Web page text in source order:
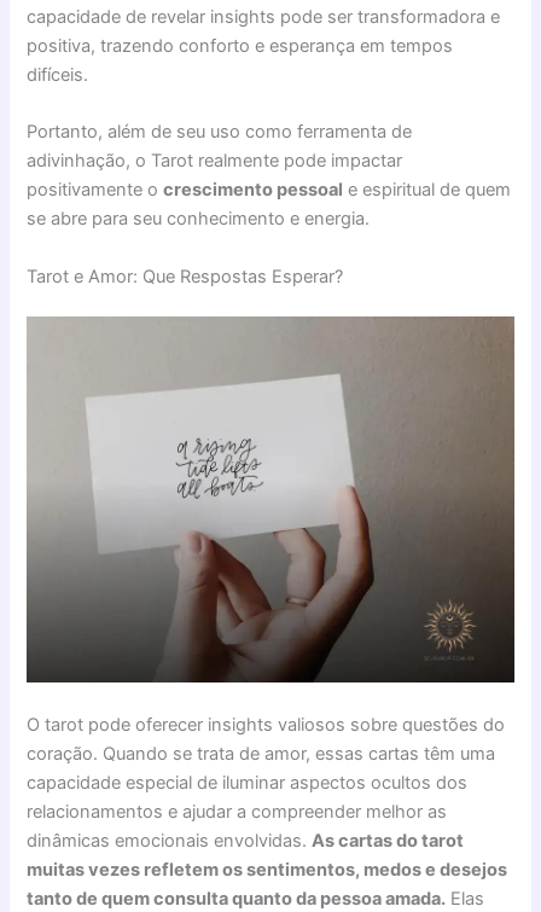
capacidade de revelar insights pode ser transformadora e
positiva, trazendo conforto e esperança em tempos
difíceis.
Portanto, além de seu uso como ferramenta de
adivinhação, o Tarot realmente pode impactar
positivamente ocrescimento pessoal e espiritual de quem
se abre para seu conhecimento e energia.
Tarot e Amor: Que Respostas Esperar?
O tarot pode oferecer insights valiosos sobre questões do
coração. Quando se trata de amor, essas cartas têm uma
capacidade especial de iluminar aspectos ocultos dos
relacionamentos e ajudar a compreender melhor as
dinâmicas emocionais envolvidas.As cartas do tarot
muitas vezes refletem os sentimentos, medos e desejos
tanto de quem consulta quanto da pessoa amada. Elas